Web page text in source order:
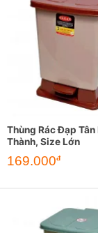
Thùng Rác Đạp Tân
Thành, Size Lớn
169.000đ